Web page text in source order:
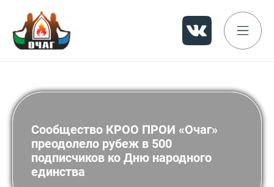
Сообщество КРОО ПРОИ «Очаг»
преодолело рубеж в 500
подписчиков ко Дню народного
единства